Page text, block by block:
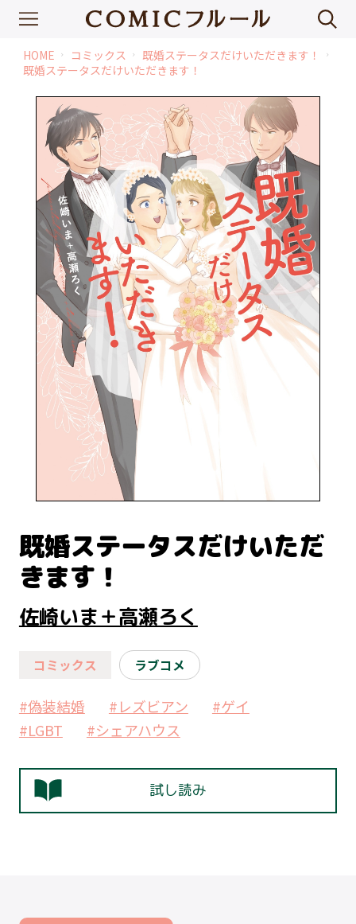
HOME chevron_right コミックス chevron_right 既婚ステータスだけいただきます！ chevron_right
既婚ステータスだけいただきます！
既婚ステータスだけいただ
きます！
佐崎いま＋高瀬ろく
コミックス ラブコメ
#偽装結婚 #レズビアン
#ゲイ
#LGBT
#シェアハウス
試し読み